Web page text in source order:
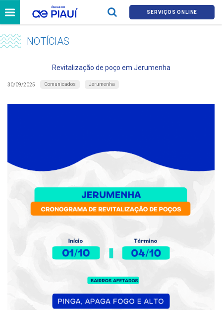
SERVIÇOS ONLINE
NOTÍCIAS
Revitalização de poço em Jerumenha
30/09/2025 Comunicados Jerumenha